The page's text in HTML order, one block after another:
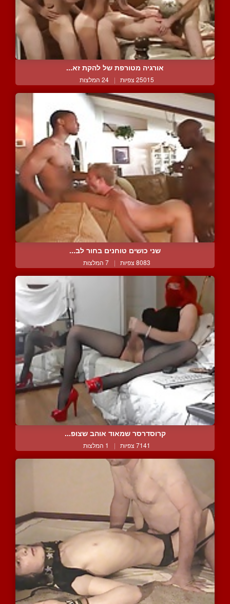
אורגיה מטורפת של להקת זא...
25015 צפיות | 24 המלצות
שני כושים טוחנים בחור לב...
8083 צפיות | 7 המלצות
קרוסדרסר שמאוד אוהב שצופ...
7141 צפיות | 1 המלצות